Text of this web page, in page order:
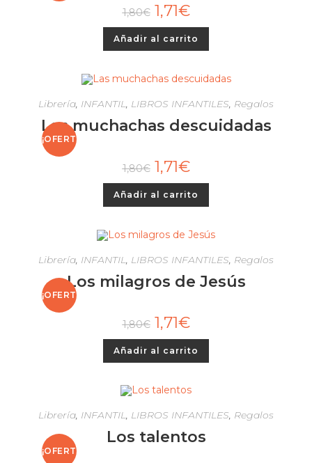
1,80€ 1,71€
Añadir al carrito
¡OFERT
Librería, INFANTIL, LIBROS INFANTILES, Regalos
Las muchachas descuidadas
1,80€ 1,71€
Añadir al carrito
¡OFERT
Librería INFANTIL LIBROS INFANTILES Regalos
Los milagros de Jesús
1,80€ 1,71€
Añadir al carrito
¡OFERT
Librería, INFANTIL, LIBROS INFANTILES, Regalos
Los talentos